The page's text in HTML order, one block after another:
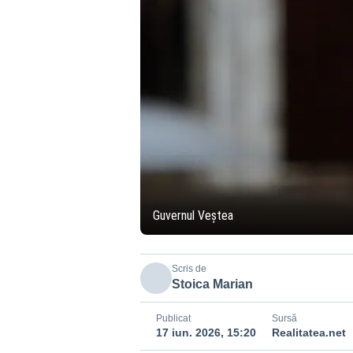
Guvernul Veștea
Scris de
Stoica Marian
Publicat
17 iun. 2026, 15:20
Sursă
Realitatea.net